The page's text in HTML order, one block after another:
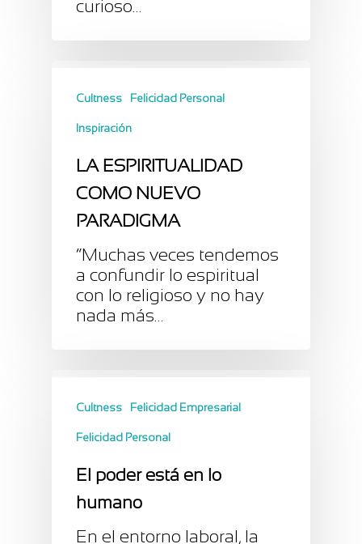
curioso…
Cultness Felicidad Personal
Inspiración
LA ESPIRITUALIDAD
COMO NUEVO
PARADIGMA
“Muchas veces tendemos
a confundir lo espiritual
con lo religioso y no hay
nada más…
Cultness Felicidad Empresarial
Felicidad Personal
El poder está en lo
humano
En el entorno laboral, la